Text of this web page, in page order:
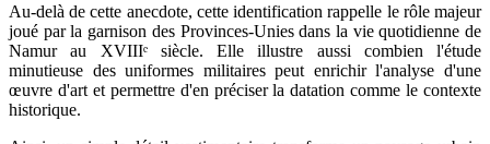
Au-delà de cette anecdote, cette identification rappelle le rôle majeur
joué par la garnison des Provinces-Unies dans la vie quotidienne de
Namur au XVIIIᵉ siècle. Elle illustre aussi combien l'étude
minutieuse des uniformes militaires peut enrichir l'analyse d'une
œuvre d'art et permettre d'en préciser la datation comme le contexte
historique.